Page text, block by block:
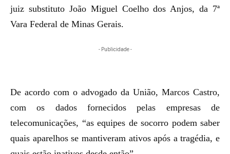
juiz substituto João Miguel Coelho dos Anjos, da 7ª
Vara Federal de Minas Gerais.
- Publicidade -
De acordo com o advogado da União, Marcos Castro,
com os dados fornecidos pelas empresas de
telecomunicações, “as equipes de socorro podem saber
quais aparelhos se mantiveram ativos após a tragédia, e